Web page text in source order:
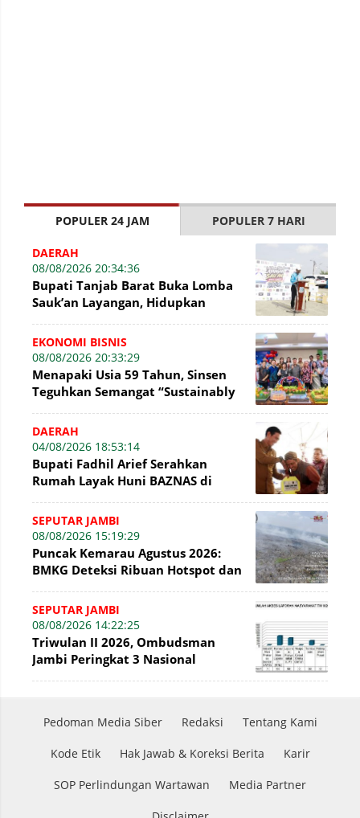
POPULER 24 JAM POPULER 7 HARI
DAERAH
08/08/2026 20:34:36
Bupati Tanjab Barat Buka Lomba
Sauk’an Layangan, Hidupkan
WFC ?
EKONOMI BISNIS
08/08/2026 20:33:29
Menapaki Usia 59 Tahun, Sinsen
Teguhkan Semangat “Sustainably
DAERAH
04/08/2026 18:53:14
Bupati Fadhil Arief Serahkan
Rumah Layak Huni BAZNAS di
SEPUTAR JAMBI
08/08/2026 15:19:29
Puncak Kemarau Agustus 2026:
BMKG Deteksi Ribuan Hotspot dan
SEPUTAR JAMBI
08/08/2026 14:22:25
Triwulan II 2026, Ombudsman
Jambi Peringkat 3 Nasional
Pedoman Media Siber Redaksi Tentang Kami
Kode Etik Hak Jawab & Koreksi Berita Karir
SOP Perlindungan Wartawan Media Partner